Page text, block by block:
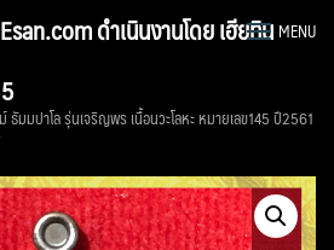
ดำเนินงานโดย เฮียทิน MENU
มมปาโล รุ่นเจริญพร เนื้อนวะโลหะ หมายเลข145 ปี2561